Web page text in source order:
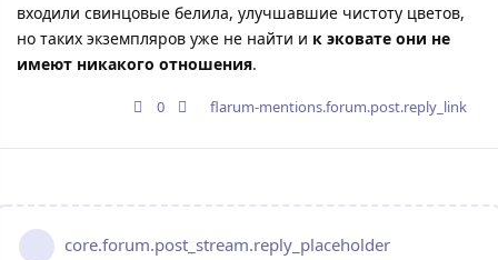
входили свинцовые белила, улучшавшие чистоту цветов,
но таких экземпляров уже не найти и к эковате они не
имеют никакого отношения.
0 flarum-mentions.forum.post.reply_link
core.forum.post_stream.reply_placeholder